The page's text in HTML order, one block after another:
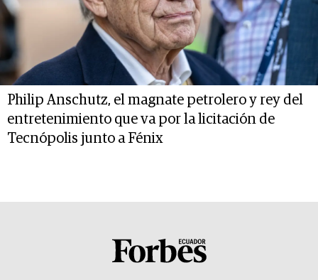
Philip Anschutz, el magnate petrolero y rey del
entretenimiento que va por la licitación de
Tecnópolis junto a Fénix